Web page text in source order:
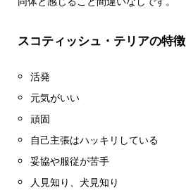
スコティッシュ・テリアの特徴
活発
元気がいい
頑固
自己主張はハッキリしている
妥協や服従が苦手
人見知り、犬見知り